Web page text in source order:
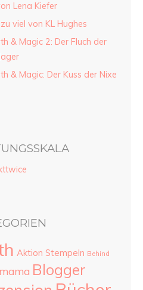
Lena Kiefer
viel von KL Hughes
& Magic 2: Der Fluch der
& Magic: Der Kuss der Nixe
Aktion Stempeln Behind
Blogger